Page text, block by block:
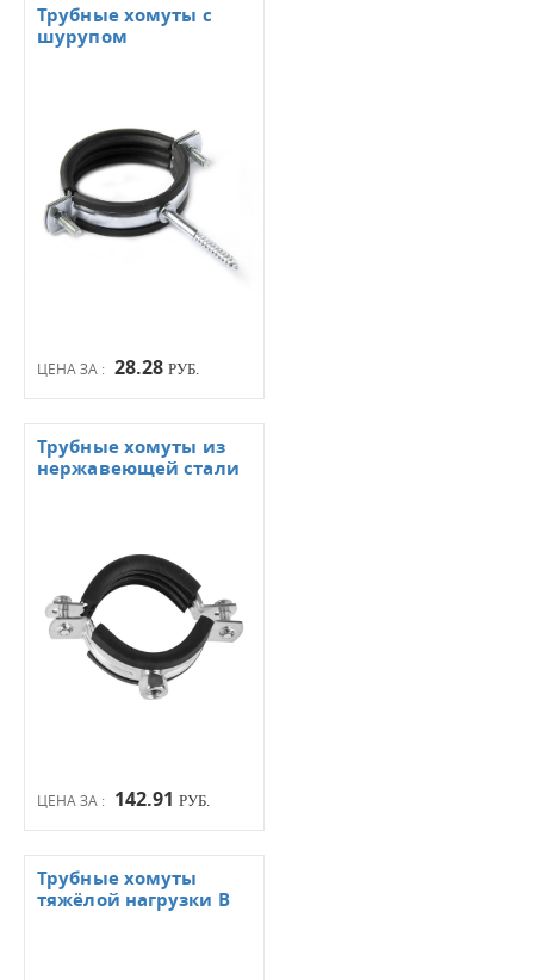
ЦЕНА ЗА : 28.28 РУБ.
Трубные хомуты с
шурупом
ЦЕНА ЗА : 142.91 РУБ.
Трубные хомуты из
нержавеющей стали
Трубные хомуты
тяжёлой нагрузки B